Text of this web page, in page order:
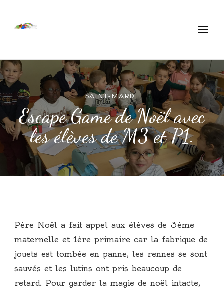
SAINT-MARD
Escape Game de Noël avec
les élèves de M3 et P1.
Père Noël a fait appel aux élèves de 3ème
maternelle et 1ère primaire car la fabrique de
jouets est tombée en panne, les rennes se sont
sauvés et les lutins ont pris beaucoup de
retard. Pour garder la magie de noël intacte,